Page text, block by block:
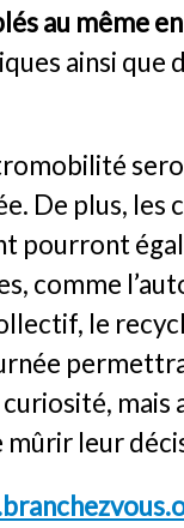
au même
ainsi que
De plus, les
pourront
comme
le
mais
leur